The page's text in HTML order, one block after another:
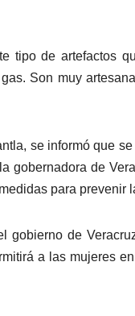
tipo de artefactos
Son muy
se informó que
gobernadora de
para prevenir
gobierno de
a las mujeres